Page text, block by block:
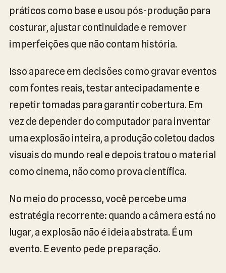
práticos como base e usou pós-produção para
costurar, ajustar continuidade e remover
imperfeições que não contam história.
Isso aparece em decisões como gravar eventos
com fontes reais, testar antecipadamente e
repetir tomadas para garantir cobertura. Em
vez de depender do computador para inventar
uma explosão inteira, a produção coletou dados
visuais do mundo real e depois tratou o material
como cinema, não como prova científica.
No meio do processo, você percebe uma
estratégia recorrente: quando a câmera está no
lugar, a explosão não é ideia abstrata. É um
evento. E evento pede preparação.